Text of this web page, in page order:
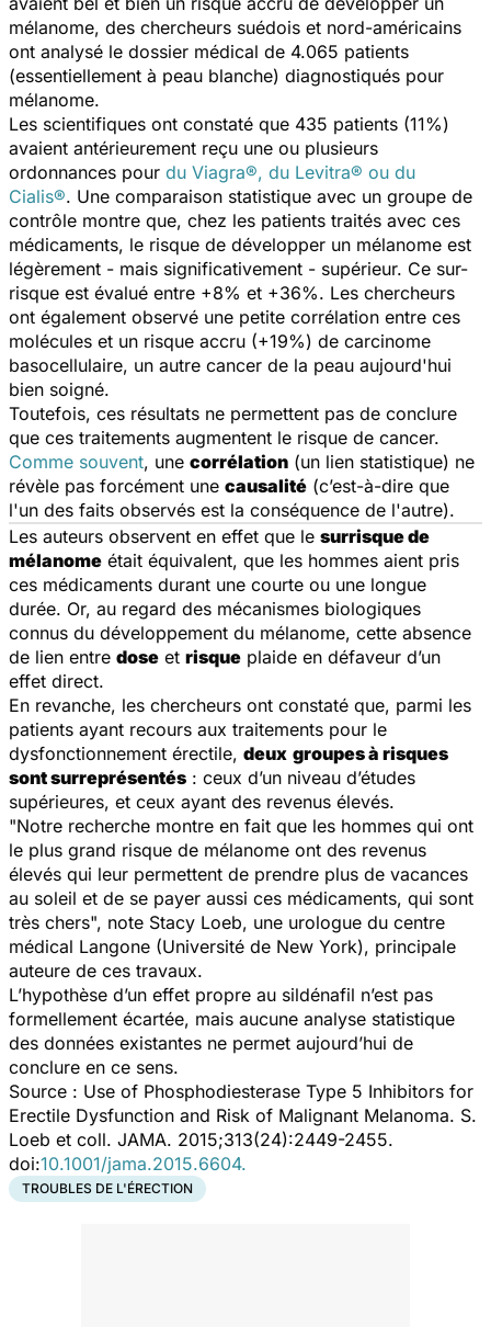
mélanome, des chercheurs suédois et nord-américains
ont analysé le dossier médical de 4.065 patients
(essentiellement à peau blanche) diagnostiqués pour
mélanome.
Les scientifiques ont constaté que 435 patients (11%)
avaient antérieurement reçu une ou plusieurs
ordonnances pour du Viagra®, du Levitra® ou du
Cialis®. Une comparaison statistique avec un groupe de
contrôle montre que, chez les patients traités avec ces
médicaments, le risque de développer un mélanome est
légèrement - mais significativement - supérieur. Ce sur-
risque est évalué entre +8% et +36%. Les chercheurs
ont également observé une petite corrélation entre ces
molécules et un risque accru (+19%) de carcinome
basocellulaire, un autre cancer de la peau aujourd'hui
bien soigné.
Toutefois, ces résultats ne permettent pas de conclure
que ces traitements augmentent le risque de cancer.
Comme souvent, une corrélation (un lien statistique) ne
révèle pas forcément une causalité (c’est-à-dire que
l'un des faits observés est la conséquence de l'autre).
Les auteurs observent en effet que le surrisque de
mélanome était équivalent, que les hommes aient pris
ces médicaments durant une courte ou une longue
durée. Or, au regard des mécanismes biologiques
connus du développement du mélanome, cette absence
de lien entre dose et risque plaide en défaveur d’un
effet direct.
En revanche, les chercheurs ont constaté que, parmi les
patients ayant recours aux traitements pour le
dysfonctionnement érectile, deux groupes à risques
sont surreprésentés : ceux d’un niveau d’études
supérieures, et ceux ayant des revenus élevés.
"Notre recherche montre en fait que les hommes qui ont
le plus grand risque de mélanome ont des revenus
élevés qui leur permettent de prendre plus de vacances
au soleil et de se payer aussi ces médicaments, qui sont
très chers", note Stacy Loeb, une urologue du centre
médical Langone (Université de New York), principale
auteure de ces travaux.
L’hypothèse d’un effet propre au sildénafil n’est pas
formellement écartée, mais aucune analyse statistique
des données existantes ne permet aujourd’hui de
conclure en ce sens.
Source : Use of Phosphodiesterase Type 5 Inhibitors for
Erectile Dysfunction and Risk of Malignant Melanoma. S.
Loeb et coll. JAMA. 2015;313(24):2449-2455.
doi:10.1001/jama.2015.6604.
TROUBLES DE L'ÉRECTION